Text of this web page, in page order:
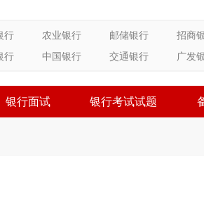
行 农业银行 邮储银行 招商
行
中国银行 交通银行 广发
银行面试 银行考试试题